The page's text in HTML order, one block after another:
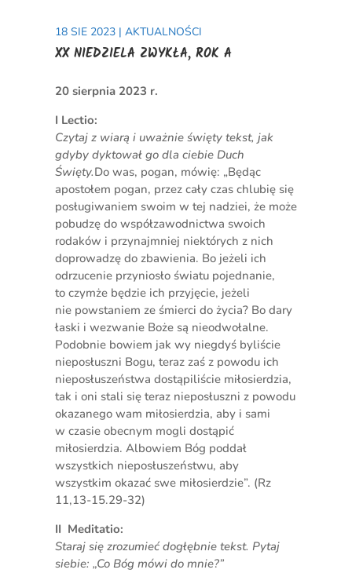
18 SIE 2023| AKTUALNOŚCI
XX NIEDZIELA ZWYKŁA, ROK A
20 sierpnia 2023 r.
I Lectio:
Czytaj z wiarą i uważnie święty tekst, jak
gdyby dyktował go dla ciebie Duch
Święty.Do was, pogan, mówię: „Będąc
apostołem pogan, przez cały czas chlubię się
posługiwaniem swoim w tej nadziei, że może
pobudzę do współzawodnictwa swoich
rodaków i przynajmniej niektórych z nich
doprowadzę do zbawienia. Bo jeżeli ich
odrzucenie przyniosło światu pojednanie,
to czymże będzie ich przyjęcie, jeżeli
nie powstaniem ze śmierci do życia? Bo dary
łaski i wezwanie Boże są nieodwołalne.
Podobnie bowiem jak wy niegdyś byliście
nieposłuszni Bogu, teraz zaś z powodu ich
nieposłuszeństwa dostąpiliście miłosierdzia,
tak i oni stali się teraz nieposłuszni z powodu
okazanego wam miłosierdzia, aby i sami
w czasie obecnym mogli dostąpić
miłosierdzia. Albowiem Bóg poddał
wszystkich nieposłuszeństwu, aby
wszystkim okazać swe miłosierdzie”. (Rz
11,13-15.29-32)
II Meditatio:
Staraj się zrozumieć dogłębnie tekst. Pytaj
siebie: „Co Bóg mówi do mnie?”